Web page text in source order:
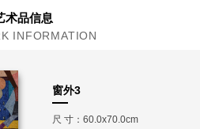
术品信息
INFORMATION
窗外3
尺 寸：60.0x70.0cm